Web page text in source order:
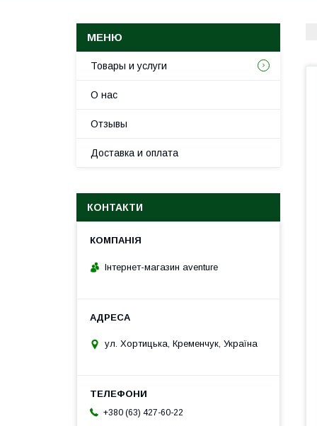
Товары и услуги
О нас
Отзывы
Доставка и оплата
КОНТАКТИ
Інтернет-магазин aventure
ул. Хортицька, Кременчук, Україна
+380 (63) 427-60-22